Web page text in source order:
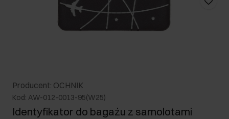
Producent: OCHNIK
Kod: AW-012-0013-95(W25)
Identyfikator do bagażu z samolotami